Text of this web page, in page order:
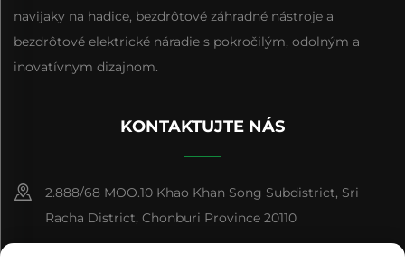
navijaky na hadice, bezdrôtové záhradné nástroje a
bezdrôtové elektrické náradie s pokročilým, odolným a
inovatívnym dizajnom.
KONTAKTUJTE NÁS
2.888/68 MOO.10 Khao Khan Song Subdistrict, Sri
Racha District, Chonburi Province 20110